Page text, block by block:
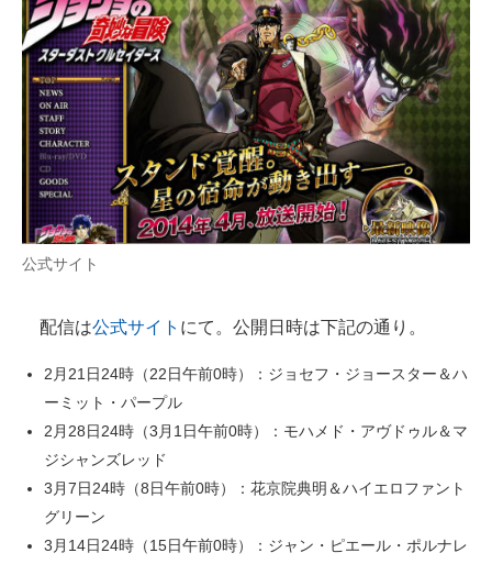
進化するPCとデバイスの未来
好きが集まる 比べて選べる
ビジネスと働き方のヒント
AI活用のいまが分かる
企業ITのトレンドを詳説
経営リーダーのコミュニティ
ITエンジニア向け専門サイト
企業向けIT製品の総合サイト
IT製品の技術・比較・事例
製造業のIT導入・活用を支援
モノづくり技術者専門サイト
公式サイト
配信は公式サイト にて。公開日時は下記の通り。
2月21日24時（22日午前0時）：ジョセフ・ジョースター＆ハ
ーミット・パープル
2月28日24時（3月1日午前0時）：モハメド・アヴドゥル＆マ
ジシャンズレッド
3月7日24時（8日午前0時）：花京院典明＆ハイエロファント
グリーン
3月14日24時（15日午前0時）：ジャン・ピエール・ポルナレ